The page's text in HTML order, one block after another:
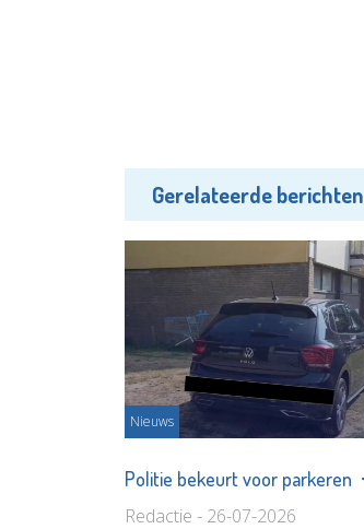
Gerelateerde berichten
Nieuws
Politie bekeurt voor parkeren
Redactie - 26-07-2026